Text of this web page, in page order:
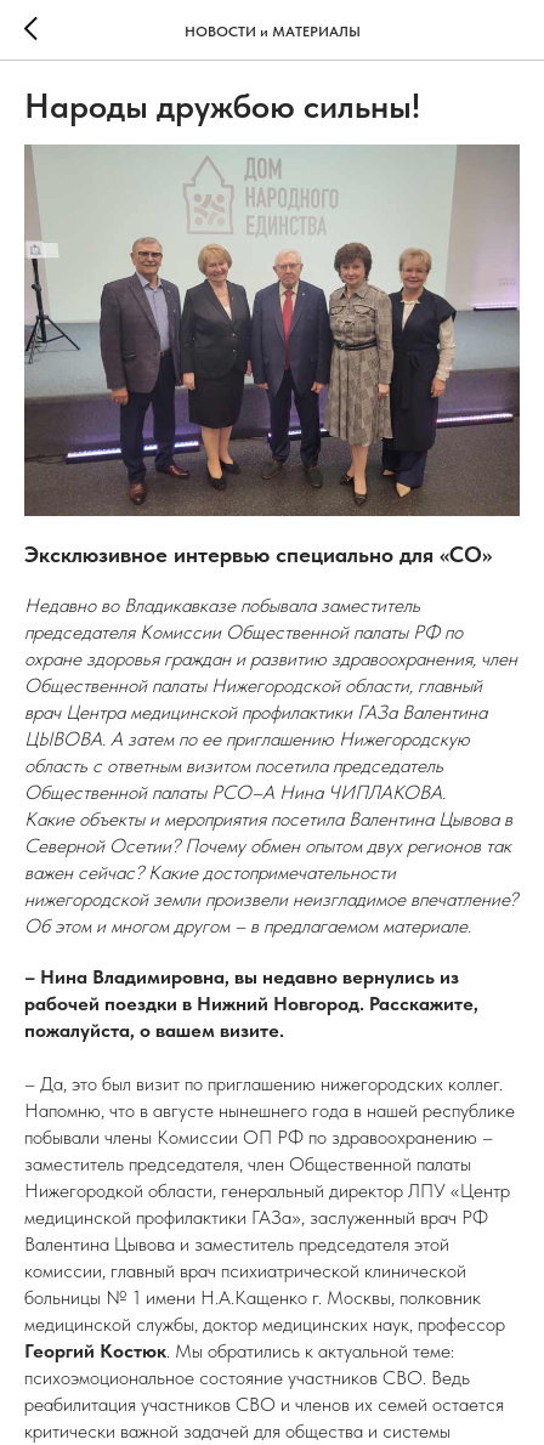
НОВОСТИ и МАТЕРИАЛЫ
Народы дружбою сильны!
Эксклюзивное интервью специально для «СО»
Недавно во Владикавказе побывала заместитель
председателя Комиссии Общественной палаты РФ по
охране здоровья граждан и развитию здравоохранения, член
Общественной палаты Нижегородской области, главный
врач Центра медицинской профилактики ГАЗа Валентина
ЦЫВОВА. А затем по ее приглашению Нижегородскую
область с ответным визитом посетила председатель
Общественной палаты РСО–А Нина ЧИПЛАКОВА.
Какие объекты и мероприятия посетила Валентина Цывова в
Северной Осетии? Почему обмен опытом двух регионов так
важен сейчас? Какие достопримечательности
нижегородской земли произвели неизгладимое впечатление?
Об этом и многом другом – в предлагаемом материале.
– Нина Владимировна, вы недавно вернулись из
рабочей поездки в Нижний Новгород. Расскажите,
пожалуйста, о вашем визите.
– Да, это был визит по приглашению нижегородских коллег.
Напомню, что в августе нынешнего года в нашей республике
побывали члены Комиссии ОП РФ по здравоохранению –
заместитель председателя, член Общественной палаты
Нижегородкой области, генеральный директор ЛПУ «Центр
медицинской профилактики ГАЗа», заслуженный врач РФ
Валентина Цывова и заместитель председателя этой
комиссии, главный врач психиатрической клинической
больницы № 1 имени Н.А.Кащенко г. Москвы, полковник
медицинской службы, доктор медицинских наук, профессор
Георгий Костюк. Мы обратились к актуальной теме:
психоэмоциональное состояние участников СВО. Ведь
реабилитация участников СВО и членов их семей остается
критически важной задачей для общества и системы